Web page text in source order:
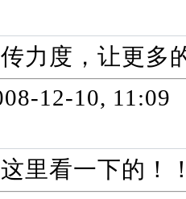
力度，让更多
12-10, 11:09
里看一下的！